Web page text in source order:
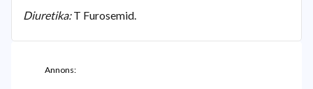
Diuretika:T Furosemid.
Annons: